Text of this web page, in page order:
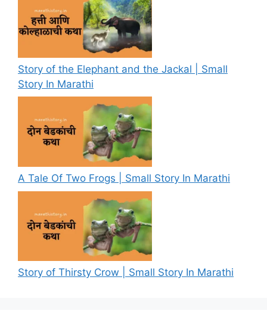
Story of the Elephant and the Jackal | Small
Story In Marathi
A Tale Of Two Frogs | Small Story In Marathi
Story of Thirsty Crow | Small Story In Marathi